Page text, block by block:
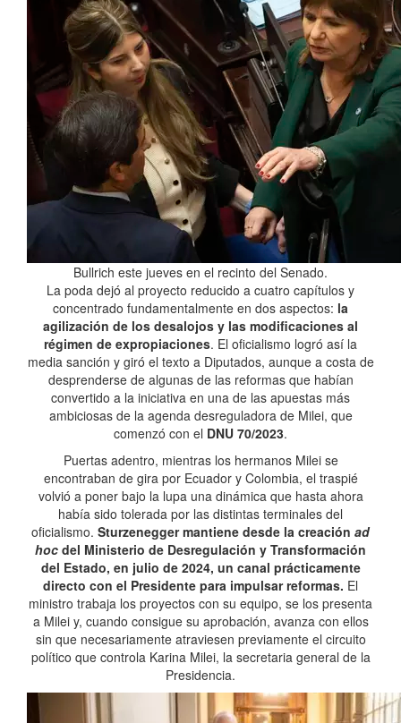
Bullrich este jueves en el recinto del Senado.
La poda dejó al proyecto reducido a cuatro capítulos y
concentrado fundamentalmente en dos aspectos: la
agilización de los desalojos y las modificaciones al
régimen de expropiaciones. El oficialismo logró así la
media sanción y giró el texto a Diputados, aunque a costa de
desprenderse de algunas de las reformas que habían
convertido a la iniciativa en una de las apuestas más
ambiciosas de la agenda desreguladora de Milei, que
comenzó con el DNU 70/2023.
Puertas adentro, mientras los hermanos Milei se
encontraban de gira por Ecuador y Colombia, el traspié
volvió a poner bajo la lupa una dinámica que hasta ahora
había sido tolerada por las distintas terminales del
oficialismo. Sturzenegger mantiene desde la creación ad
hoc del Ministerio de Desregulación y Transformación
del Estado, en julio de 2024, un canal prácticamente
directo con el Presidente para impulsar reformas. El
ministro trabaja los proyectos con su equipo, se los presenta
a Milei y, cuando consigue su aprobación, avanza con ellos
sin que necesariamente atraviesen previamente el circuito
político que controla Karina Milei, la secretaria general de la
Presidencia.